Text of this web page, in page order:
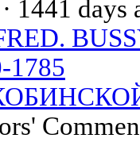
· 1441 days
1785